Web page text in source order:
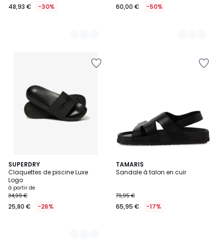
48,93 € -30% 60,00 € -50%
SUPERDRY
Claquettes de piscine Luxe
Logo
à partir de
34,99 €
25,80 € -26%
3
Couleurs
TAMARIS
Sandale à talon en cuir
79,95 €
65,95 € -17%